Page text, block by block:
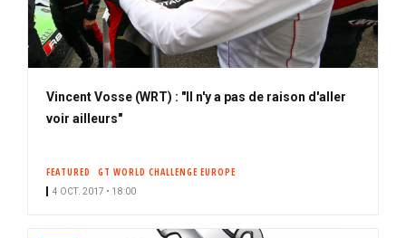
Vincent Vosse (WRT) : "Il n'y a pas de raison d'aller
voir ailleurs"
FEATURED GT WORLD CHALLENGE EUROPE
4 OCT. 2017 • 18:00